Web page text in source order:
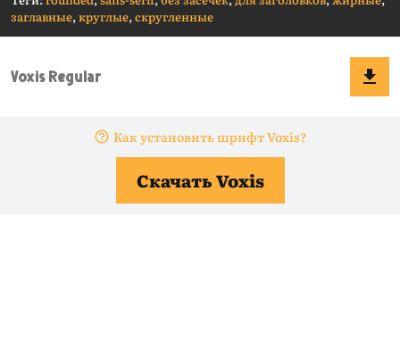
заглавные,круглые,скругленные
Как установить шрифт Voxis?
Скачать Voxis